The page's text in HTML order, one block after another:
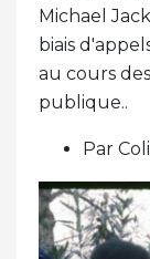
Michael
biais
au cours
publique..
Par